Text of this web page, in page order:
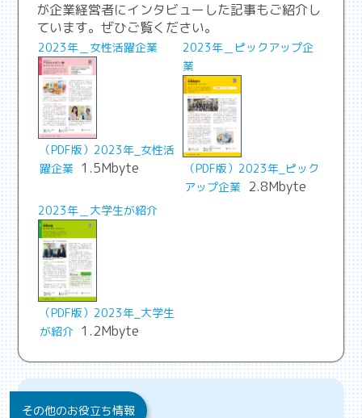
が企業経営者にインタビューした記事もご紹介し
ています。ぜひご覧ください。
2023年＿女性活躍企業
（PDF版）2023年_女性活
躍企業 1.5Mbyte
2023年＿ピックアップ企
業
（PDF版）2023年_ピック
アップ企業 2.8Mbyte
2023年＿大学生が紹介
（PDF版）2023年_大学生
が紹介 1.2Mbyte
その他のお役立ち情報